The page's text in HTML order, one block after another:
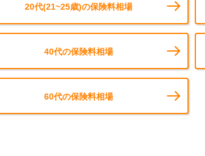
20代(21~25歳)の保険料相場
40代の保険料相場
60代の保険料相場